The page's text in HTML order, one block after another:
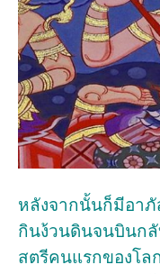
หลังจากนั้นก็มีอาภั
กินง้วนดินจนบินกลั
สตรีคนแรกของโ